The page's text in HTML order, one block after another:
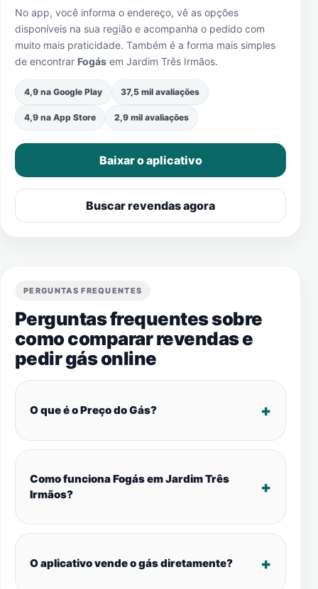
No app, você informa o endereço, vê as opções
disponíveis na sua região e acompanha o pedido com
muito mais praticidade. Também é a forma mais simples
de encontrar Fogás em Jardim Três Irmãos.
4,9 na Google Play 37,5 mil avaliações
4,9 na App Store 2,9 mil avaliações
Baixar o aplicativo
Buscar revendas agora
PERGUNTAS FREQUENTES
Perguntas frequentes sobre
como comparar revendas e
pedir gás online
O que é o Preço do Gás?
Como funciona Fogás em Jardim Três
Irmãos?
O aplicativo vende o gás diretamente?